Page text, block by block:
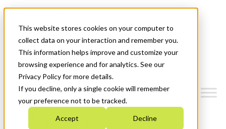
This website stores cookies on your computer to
collect data on your interaction and remember you.
This information helps improve and customize your
browsing experience and for analytics. See our
Privacy Policy for more details.
If you decline, only a single cookie will remember
your preference not to be tracked.
Accept Decline
News & Events
Get Started
Menu
Who We Are
Strategic Plan 2026-2030